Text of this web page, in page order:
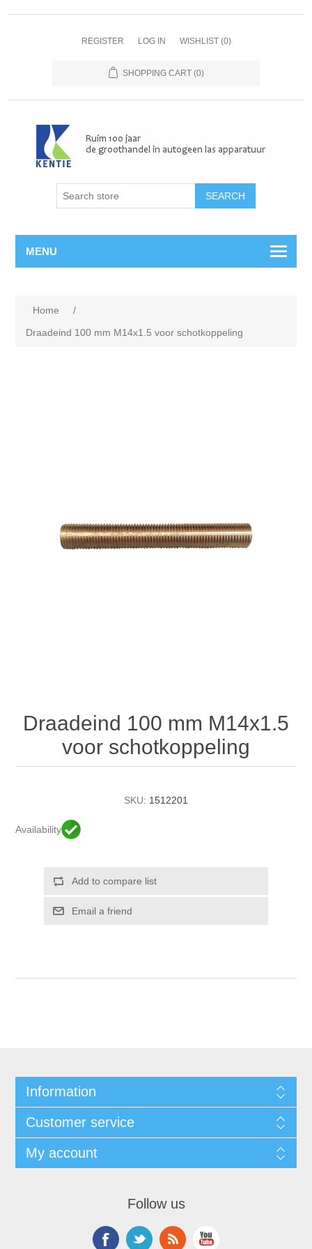
REGISTER LOG IN WISHLIST (0)
SHOPPING CART (0)
MENU
Home
/
Draadeind 100 mm M14x1.5 voor schotkoppeling
Draadeind 100 mm M14x1.5
voor schotkoppeling
SKU: 1512201
Availability
Information
Customer service
My account
Follow us